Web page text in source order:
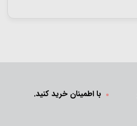
با اطمینان خرید کنید.